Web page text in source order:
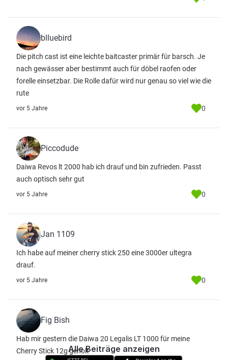
blluebird
Die pitch cast ist eine leichte baitcaster primär für barsch. Je
nach gewässer aber bestimmt auch für döbel raofen oder
forelle einsetzbar. Die Rolle dafür wird nur genau so viel wie die
rute
vor 5 Jahre 0
Piccodude
Daiwa Revos lt 2000 hab ich drauf und bin zufrieden. Passt
auch optisch sehr gut
vor 5 Jahre 0
Jan 1109
Ich habe auf meiner cherry stick 250 eine 3000er ultegra
drauf.
vor 5 Jahre 0
Fig Bish
Hab mir gestern die Daiwa 20 Legalis LT 1000 für meine
Cherry Stick 12g geholtAlle Beiträge anzeigen